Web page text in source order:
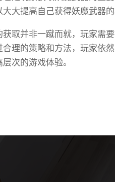
大提高自己获得妖魔武器的
取并非一蹴而就，玩家需
理的策略和方法，玩家依
次的游戏体验。